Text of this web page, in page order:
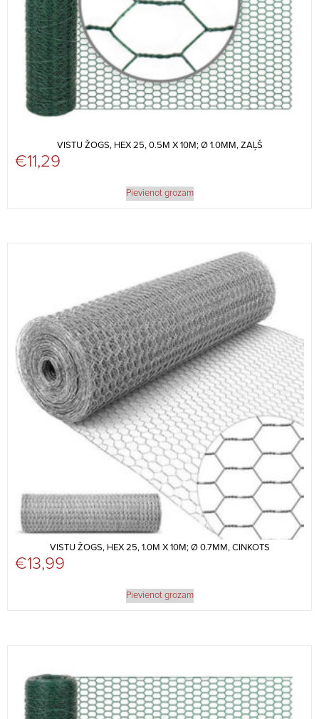
VISTU ŽOGS, HEX 25, 0.5M X 10M; Ø 1.0MM, ZAĻŠ
€11,29
Pievienot grozam
VISTU ŽOGS, HEX 25, 1.0M X 10M; Ø 0.7MM, CINKOTS
€13,99
Pievienot grozam